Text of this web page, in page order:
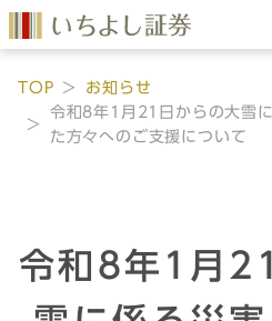
TOP
お知らせ
令和8年1月21日からの大雪
た方々へのご支援について
令和8年1月